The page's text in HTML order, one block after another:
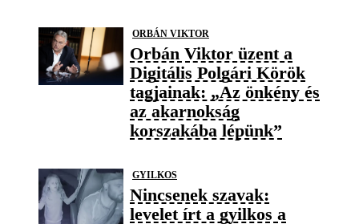
ORBÁN VIKTOR
Orbán Viktor üzent a
Digitális Polgári Körök
tagjainak: „Az önkény és
az akarnokság
korszakába lépünk”
GYILKOS
Nincsenek szavak:
levelet írt a gyilkos a